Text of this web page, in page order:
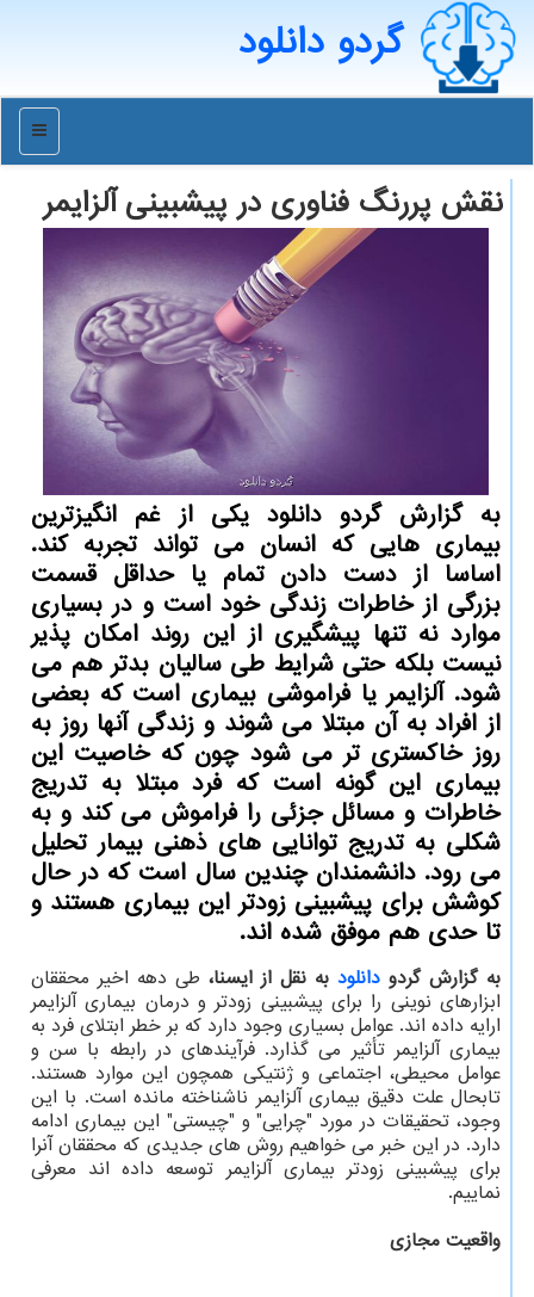
گردو دانلود
منو
نقش پررنگ فناوری در پیشبینی آلزایمر
به گزارش گردو دانلود یکی از غم انگیزترین
بیماری هایی که انسان می تواند تجربه کند.
اساسا از دست دادن تمام یا حداقل قسمت
بزرگی از خاطرات زندگی خود است و در بسیاری
موارد نه تنها پیشگیری از این روند امکان پذیر
نیست بلکه حتی شرایط طی سالیان بدتر هم می
شود. آلزایمر یا فراموشی بیماری است که بعضی
از افراد به آن مبتلا می شوند و زندگی آنها روز به
روز خاکستری تر می شود چون که خاصیت این
بیماری این گونه است که فرد مبتلا به تدریج
خاطرات و مسائل جزئی را فراموش می کند و به
شکلی به تدریج توانایی های ذهنی بیمار تحلیل
می رود. دانشمندان چندین سال است که در حال
کوشش برای پیشبینی زودتر این بیماری هستند و
تا حدی هم موفق شده اند.
به گزارش گردو دانلود به نقل از ایسنا، طی دهه اخیر محققان
ابزارهای نوینی را برای پیشبینی زودتر و درمان بیماری آلزایمر
ارایه داده اند. عوامل بسیاری وجود دارد که بر خطر ابتلای فرد به
بیماری آلزایمر تأثیر می گذارد. فرآیندهای در رابطه با سن و
عوامل محیطی، اجتماعی و ژنتیکی همچون این موارد هستند.
تابحال علت دقیق بیماری آلزایمر ناشناخته مانده است. با این
وجود، تحقیقات در مورد "چرایی" و "چیستی" این بیماری ادامه
دارد. در این خبر می خواهیم روش های جدیدی که محققان آنرا
برای پیشبینی زودتر بیماری آلزایمر توسعه داده اند معرفی
نماییم.
واقعیت مجازی